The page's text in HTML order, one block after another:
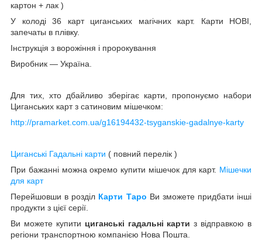
картон + лак )
У колоді 36 карт циганських магічних карт. Карти НОВІ,
запечаты в плівку.
Інструкція з ворожіння і пророкування
Виробник ― Україна.
Для тих, хто дбайливо зберігає карти, пропонуємо набори
Циганських карт з сатиновим мішечком:
http://pramarket.com.ua/g16194432-tsyganskie-gadalnye-karty
Циганські Гадальні карти ( повний перелік )
При бажанні можна окремо купити мішечок для карт. Мішечки
для карт
Перейшовши в розділ Карти Таро Ви зможете придбати інші
продукти з цієї серії.
Ви можете купити циганські гадальні карти з відправкою в
регіони транспортною компанією Нова Пошта.